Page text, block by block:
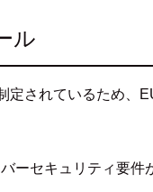
ル
定されているため、
ーセキュリティ要件